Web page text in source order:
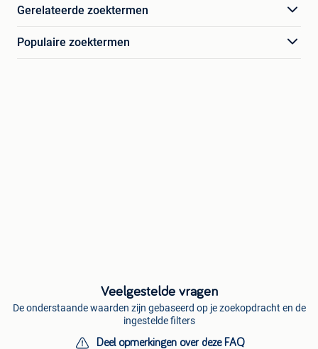
Gerelateerde zoektermen
Populaire zoektermen
Veelgestelde vragen
De onderstaande waarden zijn gebaseerd op je zoekopdracht en de
ingestelde filters
Deel opmerkingen over deze FAQ